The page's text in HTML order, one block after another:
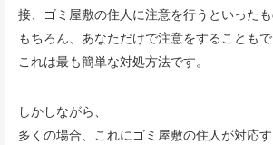
接、ゴミ屋敷の住人に注意を行うといったも
もちろん、あなただけで注意をすることもで
これは最も簡単な対処方法です。
しかしながら、
多くの場合、これにゴミ屋敷の住人が対応